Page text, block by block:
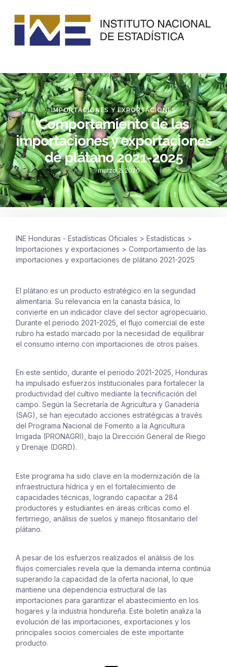
IMPORTACIONES Y EXPORTACIONES
Comportamiento de las
importaciones y exportaciones
de plátano 2021-2025
marzo 2, 2026
INE Honduras - Estadísticas Oficiales > Estadísticas >
Importaciones y exportaciones > Comportamiento de las
importaciones y exportaciones de plátano 2021-2025
El plátano es un producto estratégico en la seguridad
alimentaria. Su relevancia en la canasta básica, lo
convierte en un indicador clave del sector agropecuario.
Durante el periodo 2021-2025, el flujo comercial de este
rubro ha estado marcado por la necesidad de equilibrar
el consumo interno con importaciones de otros países.
En este sentido, durante el periodo 2021-2025, Honduras
ha impulsado esfuerzos institucionales para fortalecer la
productividad del cultivo mediante la tecnificación del
campo. Según la Secretaría de Agricultura y Ganadería
(SAG), se han ejecutado acciones estratégicas a través
del Programa Nacional de Fomento a la Agricultura
Irrigada (PRONAGRI), bajo la Dirección General de Riego
y Drenaje (DGRD).
Este programa ha sido clave en la modernización de la
infraestructura hídrica y en el fortalecimiento de
capacidades técnicas, logrando capacitar a 284
productores y estudiantes en áreas críticas como el
fertirriego, análisis de suelos y manejo fitosanitario del
plátano.
A pesar de los esfuerzos realizados el análisis de los
flujos comerciales revela que la demanda interna continúa
superando la capacidad de la oferta nacional, lo que
mantiene una dependencia estructural de las
importaciones para garantizar el abastecimiento en los
hogares y la industria hondureña. Este boletín analiza la
evolución de las importaciones, exportaciones y los
principales socios comerciales de este importante
producto.